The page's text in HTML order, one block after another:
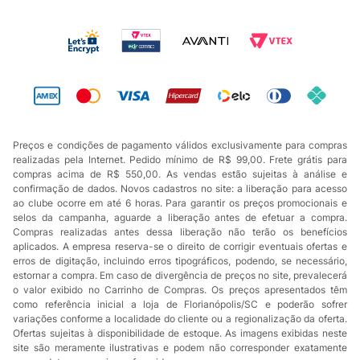
Preços e condições de pagamento válidos exclusivamente para compras
realizadas pela Internet. Pedido mínimo de R$ 99,00. Frete grátis para
compras acima de R$ 550,00. As vendas estão sujeitas à análise e
confirmação de dados. Novos cadastros no site: a liberação para acesso
ao clube ocorre em até 6 horas. Para garantir os preços promocionais e
selos da campanha, aguarde a liberação antes de efetuar a compra.
Compras realizadas antes dessa liberação não terão os benefícios
aplicados. A empresa reserva-se o direito de corrigir eventuais ofertas e
erros de digitação, incluindo erros tipográficos, podendo, se necessário,
estornar a compra. Em caso de divergência de preços no site, prevalecerá
o valor exibido no Carrinho de Compras. Os preços apresentados têm
como referência inicial a loja de Florianópolis/SC e poderão sofrer
variações conforme a localidade do cliente ou a regionalização da oferta.
Ofertas sujeitas à disponibilidade de estoque. As imagens exibidas neste
site são meramente ilustrativas e podem não corresponder exatamente